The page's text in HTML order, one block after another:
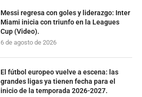
Messi regresa con goles y liderazgo: Inter
Miami inicia con triunfo en la Leagues
Cup (Video).
6 de agosto de 2026
El fútbol europeo vuelve a escena: las
grandes ligas ya tienen fecha para el
inicio de la temporada 2026-2027.